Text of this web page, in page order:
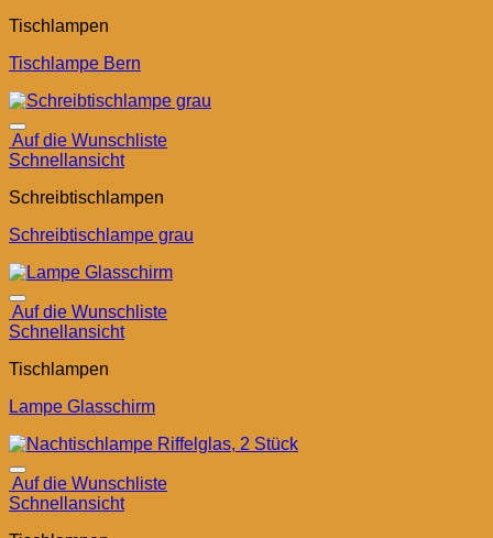
Tischlampen
Tischlampe Bern
Auf die Wunschliste
Schnellansicht
Schreibtischlampen
Schreibtischlampe grau
Auf die Wunschliste
Schnellansicht
Tischlampen
Lampe Glasschirm
Auf die Wunschliste
Schnellansicht